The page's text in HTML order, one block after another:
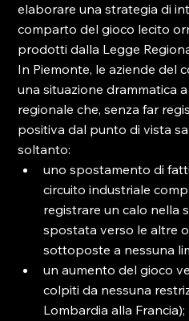
elaborare una strategia di
comparto del gioco lecito
prodotti dalla Legge
In Piemonte, le aziende del
una situazione drammatica
regionale che, senza far
positiva dal punto di vista
soltanto:
uno spostamento di
circuito industriale
registrare un calo nella
spostata verso le altre
sottoposte a nessuna
un aumento del gioco
colpiti da nessuna
Lombardia alla Francia);